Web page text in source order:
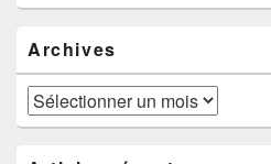
Archives
Archives